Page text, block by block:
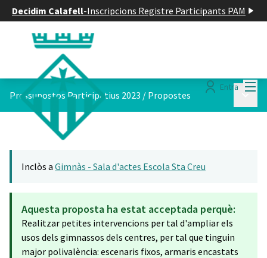
Decidim Calafell-Inscripcions Registre Participants PAM
Entra
Pressupostos Participatius 2023 / Propostes
Inclòs a Gimnàs - Sala d'actes Escola Sta Creu
Aquesta proposta ha estat acceptada perquè:
Realitzar petites intervencions per tal d'ampliar els
usos dels gimnassos dels centres, per tal que tinguin
major polivalència: escenaris fixos, armaris encastats